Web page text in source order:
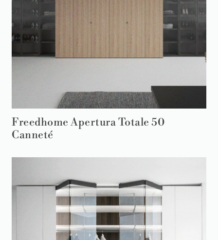
Freedhome Apertura Totale 50
Canneté